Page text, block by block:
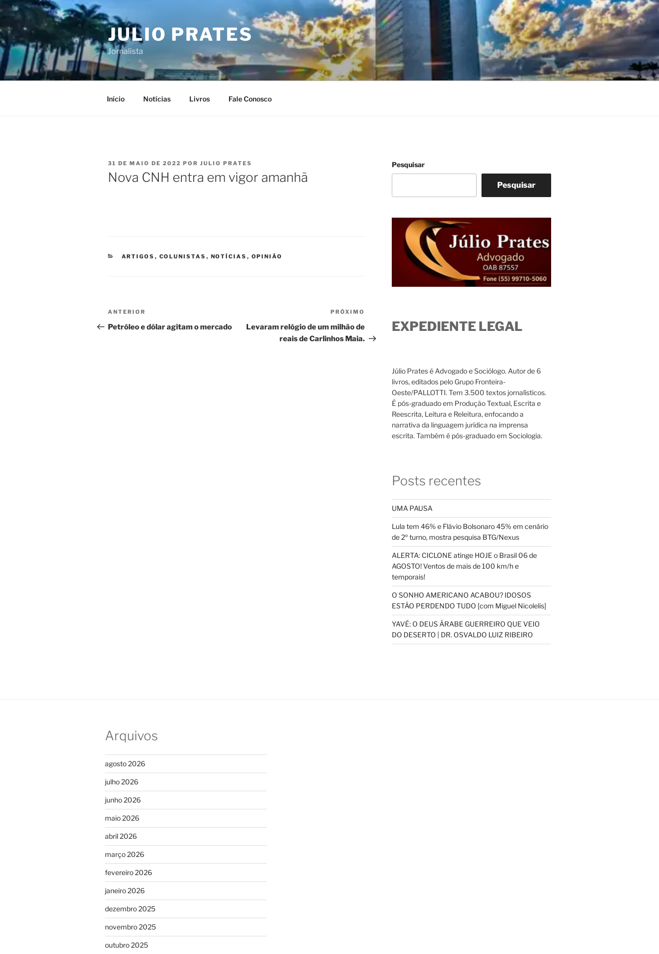
Pular
para
o
conteúdo
JULIO PRATES
Jornalista
Início Notícias Livros Fale Conosco
PUBLICADO
EM
31 DE MAIO DE 2022 POR JULIO PRATES
Nova CNH entra em vigor amanhã
CATEGORIAS
ARTIGOS , COLUNISTAS , NOTÍCIAS , OPINIÃO
Navegação
de
Post
anterior
ANTERIOR
Petróleo e dólar agitam o mercado
post
PRÓXIMO
Levaram relógio de um milhão de
reais de Carlinhos Maia.
Pesquisar
Pesquisar
EXPEDIENTE LEGAL
Júlio Prates é Advogado e Sociólogo. Autor de 6
livros, editados pelo Grupo Fronteira-
Oeste/PALLOTTI. Tem 3.500 textos jornalísticos.
É pós-graduado em Produção Textual, Escrita e
Reescrita, Leitura e Releitura, enfocando a
narrativa da linguagem jurídica na imprensa
escrita. Também é pós-graduado em Sociologia.
Posts recentes
UMA PAUSA
Lula tem 46% e Flávio Bolsonaro 45% em cenário
de 2º turno, mostra pesquisa BTG/Nexus
ALERTA: CICLONE atinge HOJE o Brasil 06 de
AGOSTO! Ventos de mais de 100 km/h e
temporais!
O SONHO AMERICANO ACABOU? IDOSOS
ESTÃO PERDENDO TUDO [com Miguel Nicolelis]
YAVÉ: O DEUS ÁRABE GUERREIRO QUE VEIO
DO DESERTO | DR. OSVALDO LUIZ RIBEIRO
Arquivos
agosto 2026
julho 2026
junho 2026
maio 2026
abril 2026
março 2026
fevereiro 2026
janeiro 2026
dezembro 2025
novembro 2025
outubro 2025